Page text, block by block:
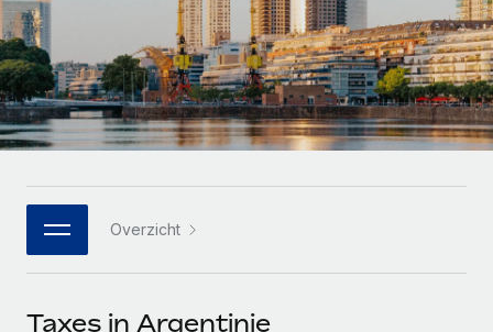
Remote Embedded
HR naadloos in workflows integreren
Platform
Ingebouwde essentiële HR-functies voor je team
Integraties
Teams uitbreiden met HR solutions op maat
Enterprise
Global HR voor grote bedrijven
WERK MET ONS SAMEN
Strategische technologiepartners
Een partner worden
Onderzoek en gidsen
Casestudy's
HR-woordenlijst
Checklists en templates
Webinars
Español
Italiano
Português (Portugal)
日本語
한국어
Overzicht
Taxes in Argentinie